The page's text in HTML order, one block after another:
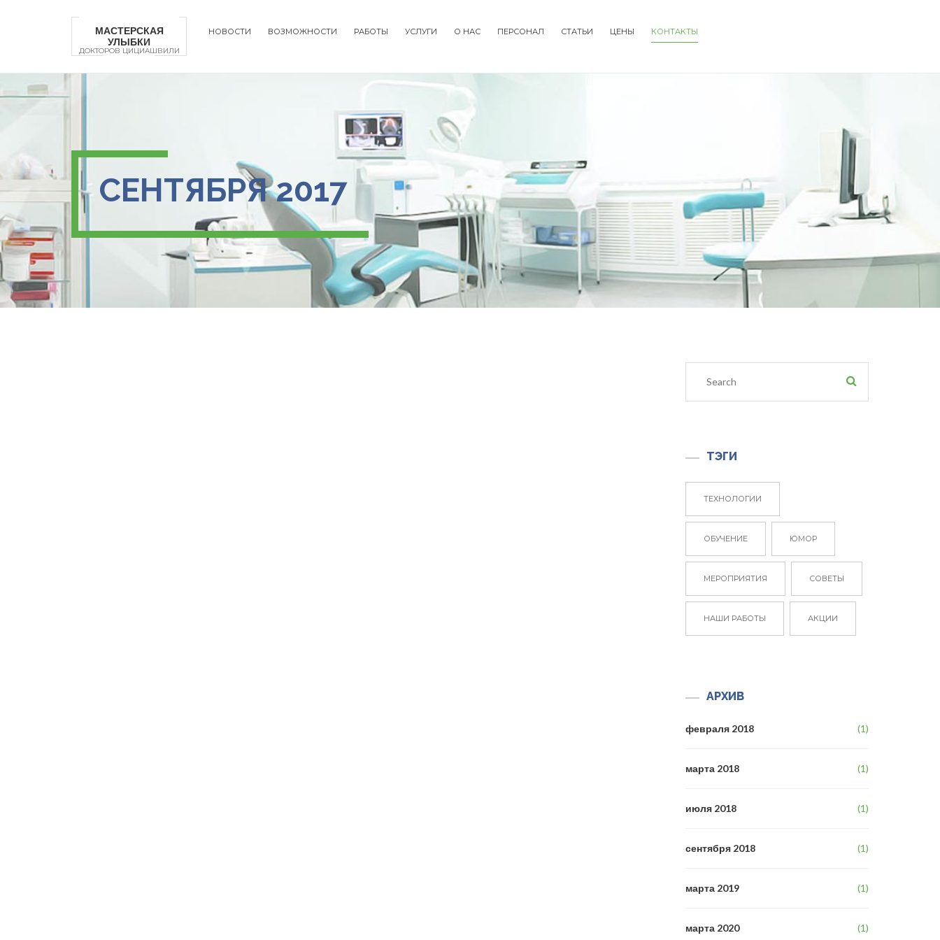
МАСТЕРСКАЯ
УЛЫБКИ
ДОКТОРОВ ЦИЦИАШВИЛИ
НОВОСТИ ВОЗМОЖНОСТИ РАБОТЫ УСЛУГИ О НАС ПЕРСОНАЛ СТАТЬИ ЦЕНЫ КОНТАКТЫ
СЕНТЯБРЯ 2017
ТЭГИ
ТЕХНОЛОГИИ
ОБУЧЕНИЕ ЮМОР
МЕРОПРИЯТИЯ СОВЕТЫ
НАШИ РАБОТЫ АКЦИИ
АРХИВ
февраля 2018 (1)
марта 2018 (1)
июля 2018 (1)
сентября 2018 (1)
марта 2019 (1)
марта 2020 (1)